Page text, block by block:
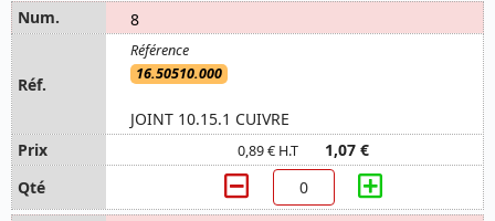
8
16.50510.000
JOINT 10.15.1 CUIVRE
0,89 € H.T 1,07 €